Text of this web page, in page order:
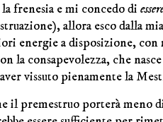
frenesia e mi concedo di
allora esco dalla
energie a disposizione,
la consapevolezza, che
vissuto pienamente la
il premestruo porterà meno